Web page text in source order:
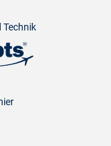
Technik